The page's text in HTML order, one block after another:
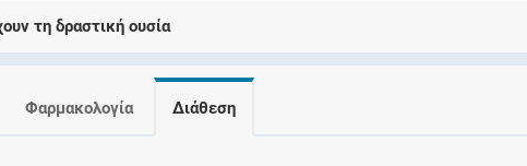
αλληλεπιδράσεις μεταξύ των φαρμάκων
τη δραστική ουσία
Φαρμακολογία Διάθεση